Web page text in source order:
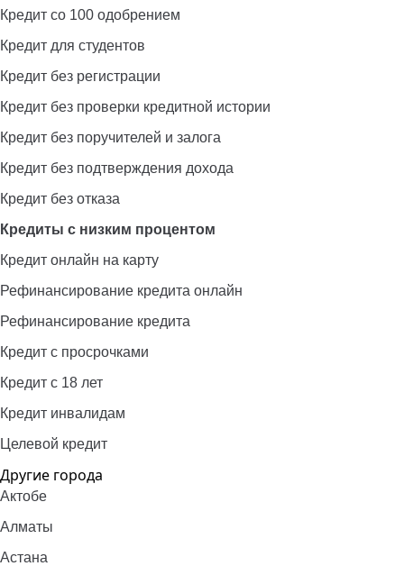
Кредит со 100 одобрением
Кредит для студентов
Кредит без регистрации
Кредит без проверки кредитной истории
Кредит без поручителей и залога
Кредит без подтверждения дохода
Кредит без отказа
Кредиты с низким процентом
Кредит онлайн на карту
Рефинансирование кредита онлайн
Рефинансирование кредита
Кредит с просрочками
Кредит с 18 лет
Кредит инвалидам
Целевой кредит
Другие города
Актобе
Алматы
Астана